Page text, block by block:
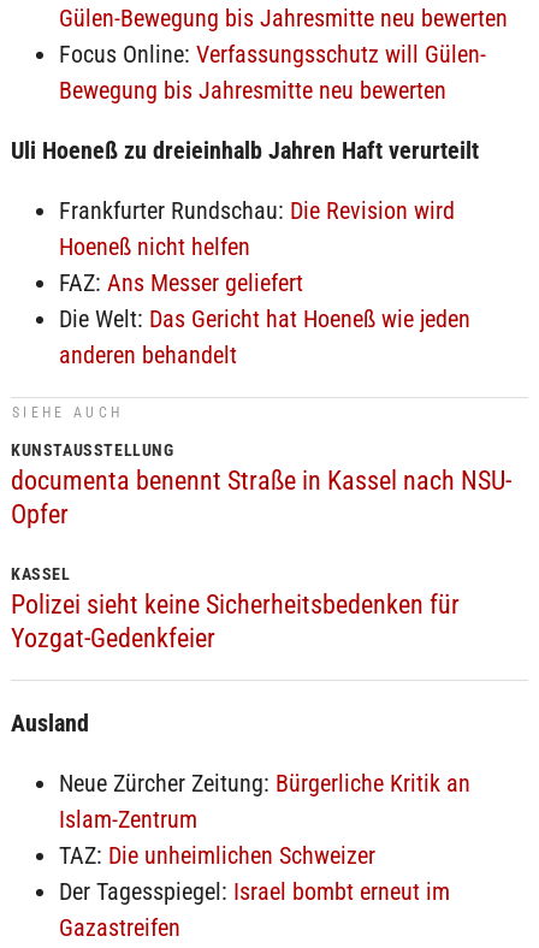
Gülen-Bewegung bis Jahresmitte neu bewerten
Focus Online: Verfassungsschutz will Gülen-
Bewegung bis Jahresmitte neu bewerten
Uli Hoeneß zu dreieinhalb Jahren Haft verurteilt
Frankfurter Rundschau: Die Revision wird
Hoeneß nicht helfen
FAZ: Ans Messer geliefert
Die Welt: Das Gericht hat Hoeneß wie jeden
anderen behandelt
SIEHE AUCH
KUNSTAUSSTELLUNG
documenta benennt Straße in Kassel nach NSU-
Opfer
KASSEL
Polizei sieht keine Sicherheitsbedenken für
Yozgat-Gedenkfeier
Ausland
Neue Zürcher Zeitung: Bürgerliche Kritik an
Islam-Zentrum
TAZ: Die unheimlichen Schweizer
Der Tagesspiegel: Israel bombt erneut im
Gazastreifen